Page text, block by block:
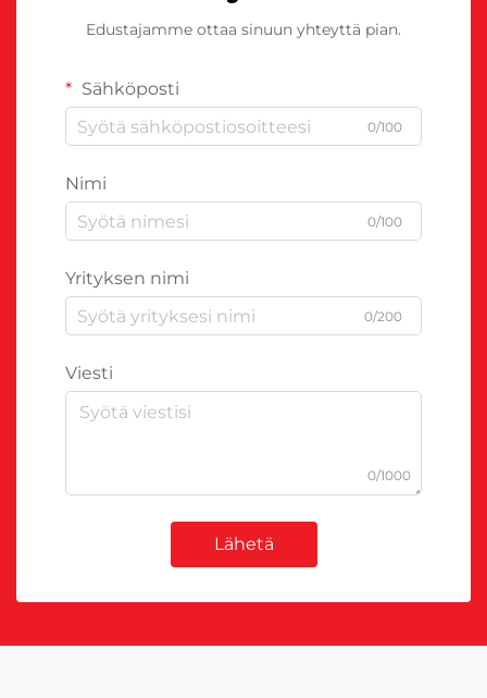
Edustajamme ottaa sinuun yhteyttä pian.
Sähköposti
0/100
Nimi
0/100
Yrityksen nimi
0/200
Viesti
0/1000
Lähetä